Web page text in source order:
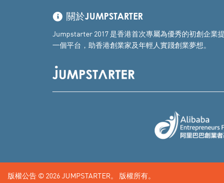
關於JUMPSTARTER
Jumpstarter 2017 是香港首次專屬為優秀的初創企業
一個平台，助香港創業家及年輕人實踐創業夢想。
版權公告 © 2026JUMPSTARTER。 版權所有。